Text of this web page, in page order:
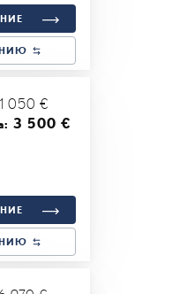
050 €
3 500 €